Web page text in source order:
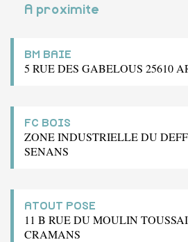
A proximite
BM BAIE
5 RUE DES GABELOUS 25610
FC BOIS
ZONE INDUSTRIELLE DU
SENANS
ATOUT POSE
11 B RUE DU MOULIN
CRAMANS